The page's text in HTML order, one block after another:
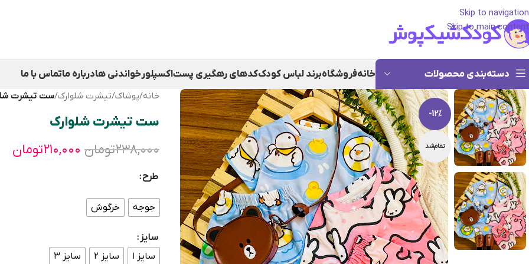
Skip to navigation
Skip to main content
دسته‌بندی محصولات خانهفروشگاهبرند لباس کودککدهای رهگیری پستاکسپلورخواندنی هادرباره ماتماس با ما
-12%
تمام‌شد
خانه/پوشاک/تیشرت شلوارک/ست تیشرت
ست تیشرت شلوارک
۲۳۸,۰۰۰تومان ۲۱۰,۰۰۰تومان
طرح
جوجه خرگوش
سایز
سایز ۱
سایز ۲ سایز ۳